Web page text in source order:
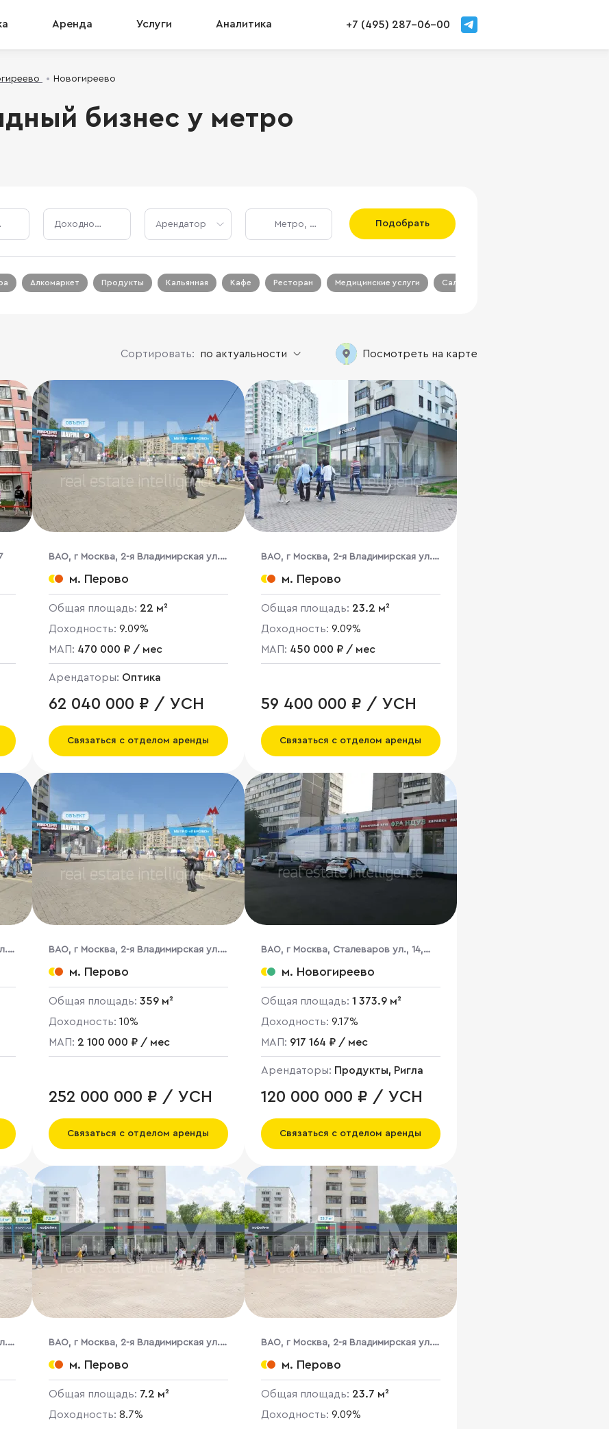
Аренда Услуги Аналитика +7 (495) 287-06-00
Новогиреево
бизнес у метро
₽ Доходность, % Арендатор Подобрать
Алкомаркет Продукты Кальянная Кафе Ресторан Медицинские услуги Салон красоты
Посмотреть на карте
Сортировать: по актуальности
ВАО, г Москва, 2-я Владимирская ул.,
38/18м. Перово
Общая площадь: 22 м²
Доходность: 9.09%
МАП: 470 000 ₽ / мес
Арендаторы: Оптика
62 040 000 ₽ / УСН
Связаться с отделом аренды
ВАО, г Москва, 2-я Владимирская ул.,
38/18м. Перово
Общая площадь: 23.2 м²
Доходность: 9.09%
МАП: 450 000 ₽ / мес
59 400 000 ₽ / УСН
Связаться с отделом аренды
ВАО, г Москва, 2-я Владимирская ул.,
38/18м. Перово
Общая площадь: 359 м²
Доходность: 10%
МАП: 2 100 000 ₽ / мес
252 000 000 ₽ / УСН
Связаться с отделом аренды
ВАО, г Москва, Сталеваров ул., 14,
стр. 1м. Новогиреево
Общая площадь: 1 373.9 м²
Доходность: 9.17%
МАП: 917 164 ₽ / мес
Арендаторы: Продукты, Ригла
120 000 000 ₽ / УСН
Связаться с отделом аренды
ВАО, г Москва, 2-я Владимирская ул.,
38/18м. Перово
Общая площадь: 7.2 м²
Доходность: 8.7%
ВАО, г Москва, 2-я Владимирская ул.,
38/18м. Перово
Общая площадь: 23.7 м²
Доходность: 9.09%